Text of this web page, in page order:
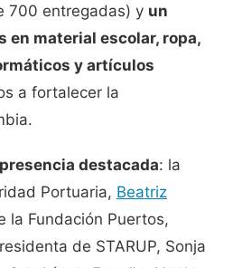
700 entregadas) y un
en material escolar, ropa,
y artículos
a fortalecer la
presencia destacada: la
Portuaria, Beatriz
la Fundación Puertos,
de STARUP, Sonja